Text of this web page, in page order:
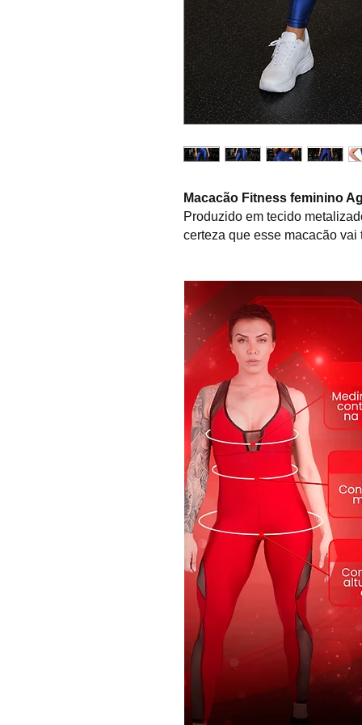
Macacão Fitness feminino
Produzido em tecido
certeza que esse macacão
triangulares, que dá um toque
altura do cós alonga
Modelagem anatômica, que
para o uso na prática de
também no dia a dia.
Recomendamos o uso de
peça seja alterada.
Tecnologias:
UV Protection - Proteção FPS
bloqueiam a passagem dos
Transpirabilidade - Peça com
transpirabilidade,
Antibactericida - Tecido com
e proporciona proteção
mantendo a higiene e evitando
Tecido: Trilobal Fit